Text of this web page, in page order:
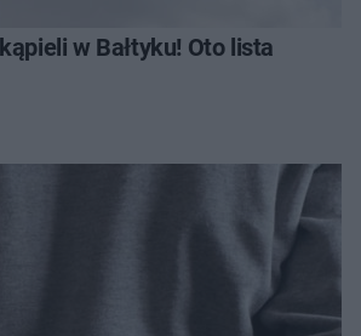
w Bałtyku! Oto lista